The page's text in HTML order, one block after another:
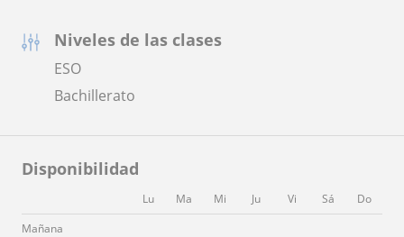
Niveles de las clases
ESO
Bachillerato
Disponibilidad
Lu Ma Mi Ju Vi Sá
Do
Mañana